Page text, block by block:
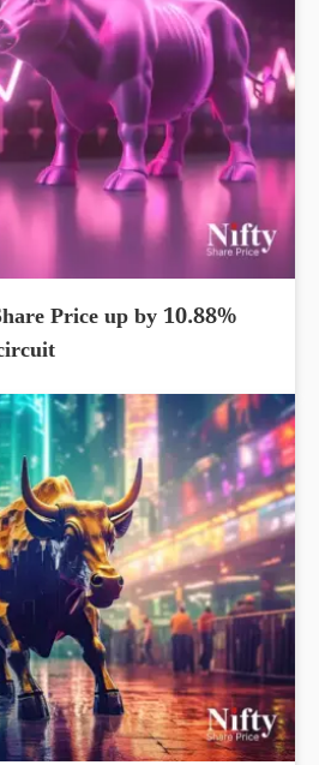
Price up by 10.88%